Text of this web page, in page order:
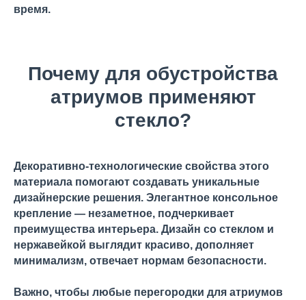
время.
Почему для обустройства
атриумов применяют
стекло?
Декоративно-технологические свойства этого
материала помогают создавать уникальные
дизайнерские решения. Элегантное консольное
крепление — незаметное, подчеркивает
преимущества интерьера. Дизайн со стеклом и
нержавейкой выглядит красиво, дополняет
минимализм, отвечает нормам безопасности.
Важно, чтобы любые перегородки для атриумов